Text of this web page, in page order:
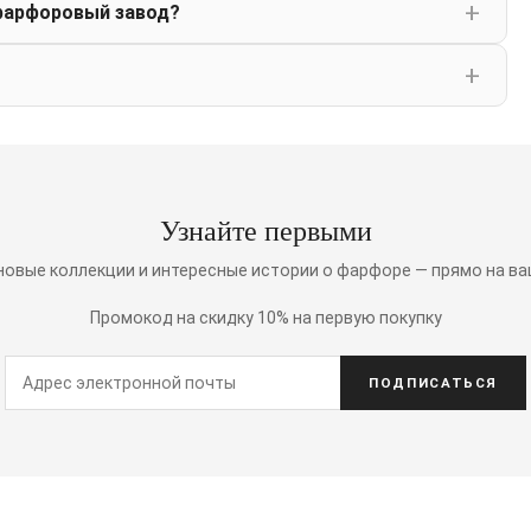
завод?
Узнайте первыми
коллекции и интересные истории о фарфоре — прямо на
Промокод на скидку 10% на первую покупку
ПОДПИСАТЬСЯ